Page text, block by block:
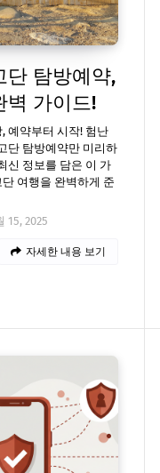
단 탐방예약,
벽 가이드!
예약부터 시작! 험난
단 탐방예약만 미리하
신 정보를 담은 이 가
여행을 완벽하게 준
15, 2025
자세한 내용 보기